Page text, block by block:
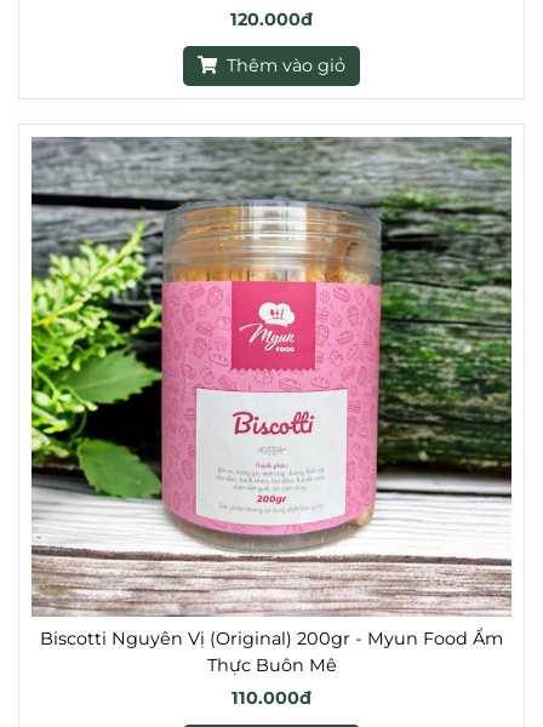
120.000đ
Thêm vào giỏ
Biscotti Nguyên Vị (Original) 200gr - Myun Food Ẩm
Thực Buôn Mê
110.000đ